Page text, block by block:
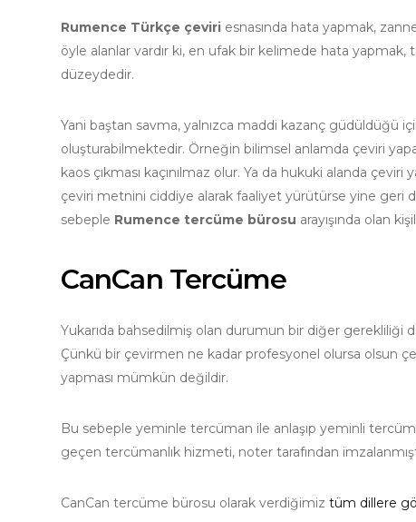
Rumence Türkçe çeviri esnasında hata yapmak,
öyle alanlar vardır ki, en ufak bir kelimede hata
düzeydedir.
Yani baştan savma, yalnızca maddi kazanç güdüldüğü
oluşturabilmektedir. Örneğin bilimsel anlamda çeviri
kaos çıkması kaçınılmaz olur. Ya da hukuki alanda
çeviri metnini ciddiye alarak faaliyet yürütürse yine geri
sebeple Rumence tercüme bürosu arayışında olan
CanCan Tercüme
Yukarıda bahsedilmiş olan durumun bir diğer
Çünkü bir çevirmen ne kadar profesyonel olursa olsun
yapması mümkün değildir.
Bu sebeple yeminle tercüman ile anlaşıp yeminli
geçen tercümanlık hizmeti, noter tarafından
CanCan tercüme bürosu olarak verdiğimiz tüm dillere